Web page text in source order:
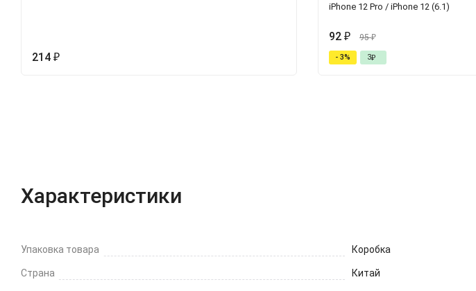
214 ₽
iPhone 12 Pro / iPhone 12 (6.1)
92 ₽ 95₽
- 3% 3₽
Характеристики
Упаковка товара Коробка
Страна Китай